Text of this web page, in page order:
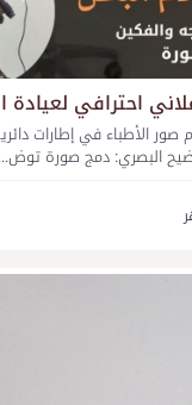
احترافي لعيادة
صور الأطباء في إطارات
البصري: دمج صورة توض...